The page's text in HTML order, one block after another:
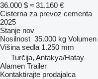
36.000 $ ≈ 31.160 €
Cisterna za prevoz cementa
2025
Stanje nov
Nosilnost 35.000 kg Volumen
Višina sedla 1.250 mm
Turčija, Antakya/Hatay
Alamen Trailer
Kontaktirajte prodajalca